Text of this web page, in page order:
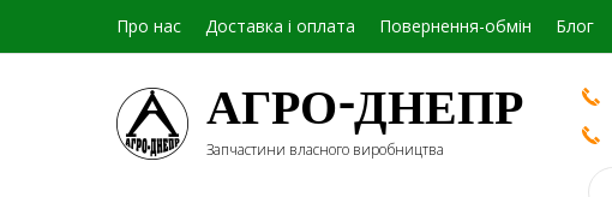
Про нас Доставка і оплата Повернення-обмін Блог
АГРО-ДНЕПР
Запчастини власного виробництва